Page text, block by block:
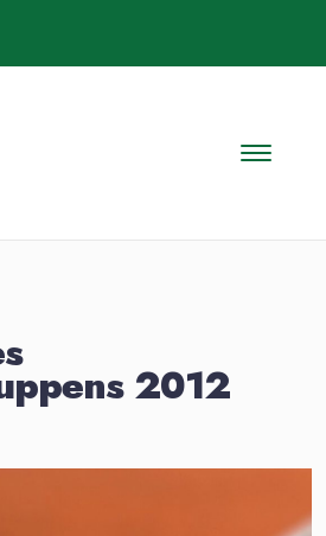
2012